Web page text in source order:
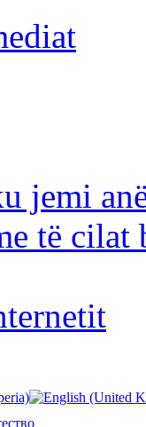
jemi
të cilat